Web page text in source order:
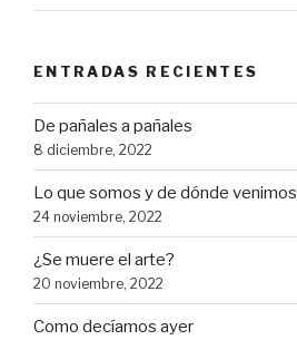
ENTRADAS RECIENTES
De pañales a pañales
8 diciembre, 2022
Lo que somos y de dónde venimos
24 noviembre, 2022
¿Se muere el arte?
20 noviembre, 2022
Como decíamos ayer